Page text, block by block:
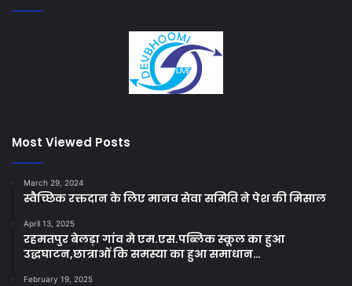
Most Viewed Posts
March 29, 2024
स्वैच्छिक रक्तदान के लिए मानव सेवा समिति ने पेश की मिसाल
April 13, 2025
रहमतपुर बेलड़ा गांव मे एम.एस.पब्लिक स्कूल का हुआ
उद्धघाटन,छात्राओं कि समस्या का हुआ समाधान…
February 19, 2025